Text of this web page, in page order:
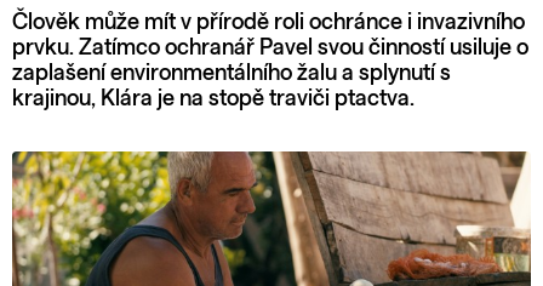
Člověk může mít v přírodě roli ochránce i invazivního
prvku. Zatímco ochranář Pavel svou činností usiluje o
zaplašení environmentálního žalu a splynutí s
krajinou, Klára je na stopě traviči ptactva.